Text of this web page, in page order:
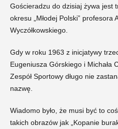
Gościeradzu do dzisiaj żywa jest
okresu „Młodej Polski” profesora
Wyczółkowskiego.
Gdy w roku 1963 z inicjatywy
Eugeniusza Górskiego i Michała
Zespół Sportowy długo nie
nazwę.
Wiadomo było, że musi być to
takich obrazów jak „Kopanie